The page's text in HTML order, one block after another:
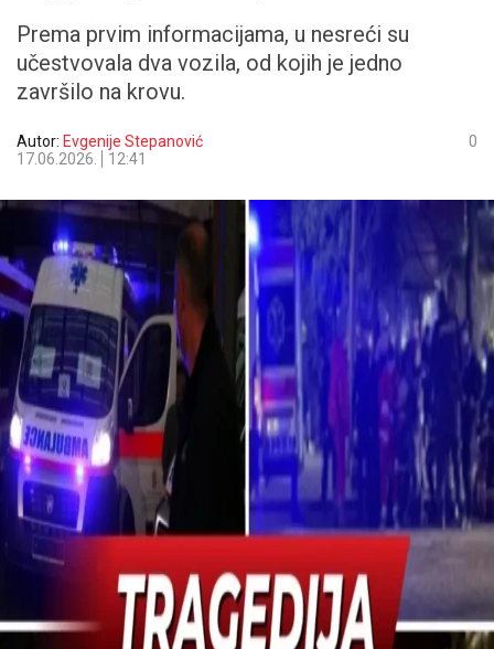
Prema prvim informacijama, u nesreći su
učestvovala dva vozila, od kojih je jedno
završilo na krovu.
Autor: Evgenije Stepanović
17.06.2026.
12:41
0